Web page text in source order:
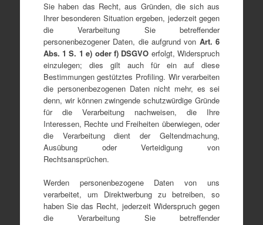
Sie haben das Recht, aus Gründen, die sich aus
Ihrer besonderen Situation ergeben, jederzeit gegen
die Verarbeitung Sie betreffender
personenbezogener Daten, die aufgrund von Art. 6
Abs. 1 S. 1 e) oder f) DSGVO erfolgt, Widerspruch
einzulegen; dies gilt auch für ein auf diese
Bestimmungen gestütztes Profiling. Wir verarbeiten
die personenbezogenen Daten nicht mehr, es sei
denn, wir können zwingende schutzwürdige Gründe
für die Verarbeitung nachweisen, die Ihre
Interessen, Rechte und Freiheiten überwiegen, oder
die Verarbeitung dient der Geltendmachung,
Ausübung oder Verteidigung von
Rechtsansprüchen.
Werden personenbezogene Daten von uns
verarbeitet, um Direktwerbung zu betreiben, so
haben Sie das Recht, jederzeit Widerspruch gegen
die Verarbeitung Sie betreffender